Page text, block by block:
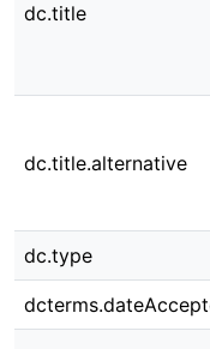
dc.title
dc.title.alternative
dc.type